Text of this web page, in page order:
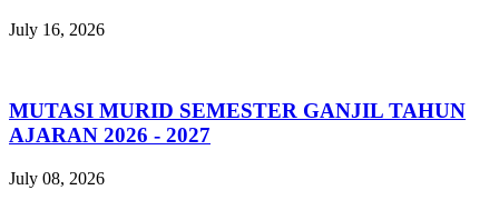
July 16, 2026
MUTASI MURID SEMESTER GANJIL TAHUN
AJARAN 2026 - 2027
July 08, 2026